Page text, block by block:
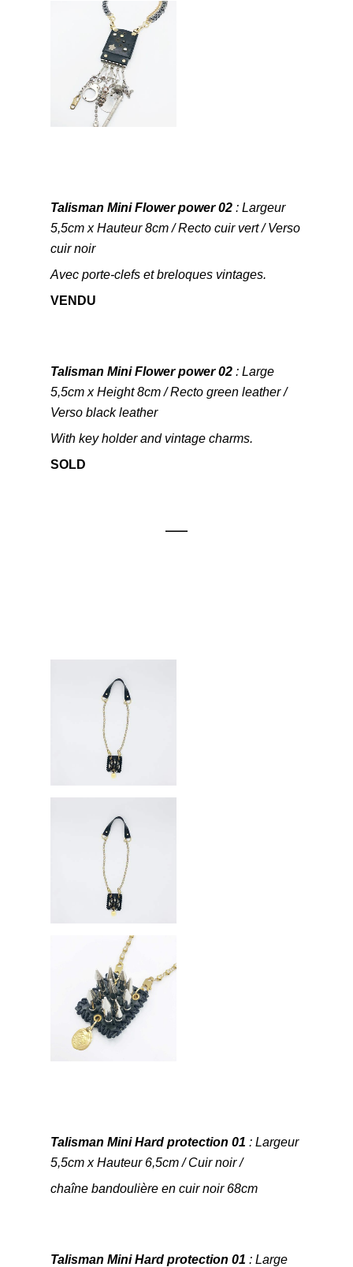
Talisman Mini Flower power 02 : Largeur
5,5cm x Hauteur 8cm / Recto cuir vert / Verso
cuir noir
Avec porte-clefs et breloques vintages.
VENDU
Talisman Mini Flower power 02 : Large
5,5cm x Height 8cm / Recto green leather /
Verso black leather
With key holder and vintage charms.
SOLD
Talisman Mini Hard protection 01 : Largeur
5,5cm x Hauteur 6,5cm / Cuir noir /
chaîne bandoulière en cuir noir 68cm
Talisman Mini Hard protection 01 : Large